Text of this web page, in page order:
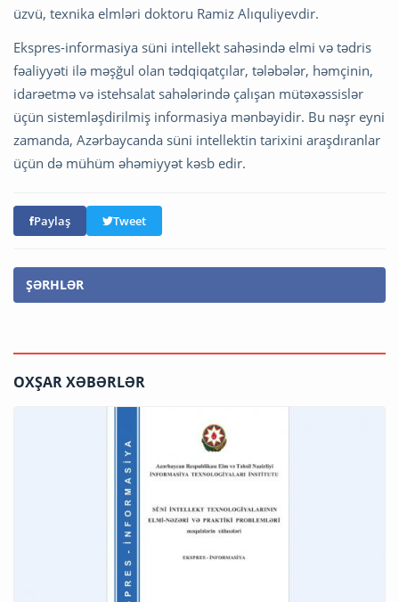
üzvü, texnika elmləri doktoru Ramiz Alıquliyevdir.
Ekspres-informasiya süni intellekt sahəsində elmi və tədris
fəaliyyəti ilə məşğul olan tədqiqatçılar, tələbələr, həmçinin,
idarəetmə və istehsalat sahələrində çalışan mütəxəssislər
üçün sistemləşdirilmiş informasiya mənbəyidir. Bu nəşr eyni
zamanda, Azərbaycanda süni intellektin tarixini araşdıranlar
üçün də mühüm əhəmiyyət kəsb edir.
Paylaş Tweet
ŞƏRHLƏR
OXŞAR XƏBƏRLƏR